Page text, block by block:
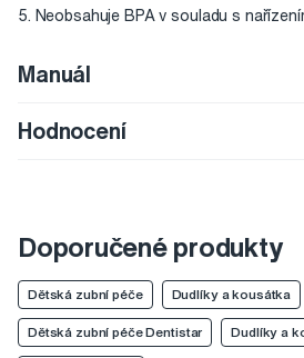
5. Neobsahuje BPA v souladu s
Manuál
Hodnocení
Doporučené produkty
Dětská zubní péče Dudlíky a kousátka
Dětská zubní péče Dentistar Dudlíky a